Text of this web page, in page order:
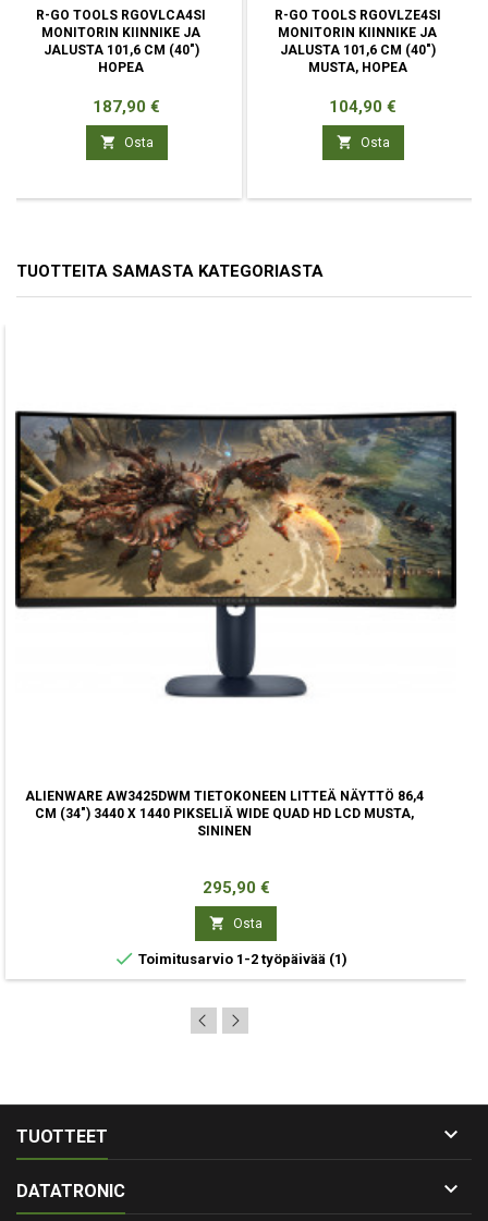
R-GO TOOLS RGOVLCA4SI
MONITORIN KIINNIKE JA
JALUSTA 101,6 CM (40")
HOPEA
Hinta
187,90 €
 Osta
R-GO TOOLS RGOVLZE4SI
MONITORIN KIINNIKE JA
JALUSTA 101,6 CM (40")
MUSTA, HOPEA
Hinta
104,90 €
 Osta
TUOTTEITA SAMASTA KATEGORIASTA
ALIENWARE AW3425DWM TIETOKONEEN LITTEÄ NÄYTTÖ 86,4
CM (34") 3440 X 1440 PIKSELIÄ WIDE QUAD HD LCD MUSTA,
SININEN
Hinta
295,90 €
 Osta
 Toimitusarvio 1-2 työpäivää (1)
TUOTTEET 
DATATRONIC 